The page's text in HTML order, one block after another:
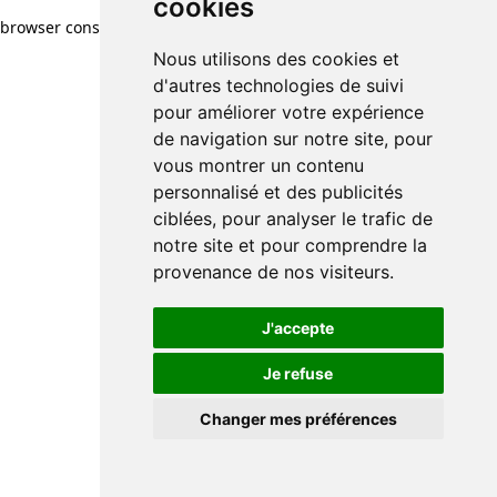
cookies
Nous utilisons des cookies et
d'autres technologies de suivi
pour améliorer votre expérience
de navigation sur notre site, pour
vous montrer un contenu
personnalisé et des publicités
ciblées, pour analyser le trafic de
notre site et pour comprendre la
provenance de nos visiteurs.
J'accepte
Je refuse
Changer mes préférences
browser console for more information)